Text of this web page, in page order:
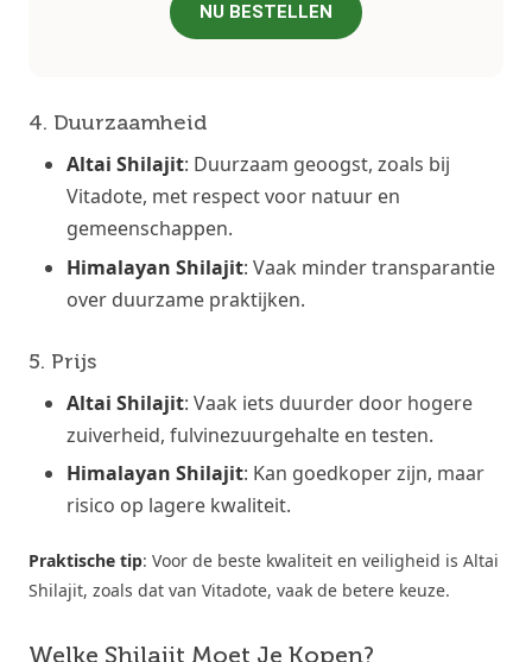
NU BESTELLEN
4. Duurzaamheid
Altai Shilajit: Duurzaam geoogst, zoals bij
Vitadote, met respect voor natuur en
gemeenschappen.
Himalayan Shilajit: Vaak minder transparantie
over duurzame praktijken.
5. Prijs
Altai Shilajit: Vaak iets duurder door hogere
zuiverheid, fulvinezuurgehalte en testen.
Himalayan Shilajit: Kan goedkoper zijn, maar
risico op lagere kwaliteit.
Praktische tip: Voor de beste kwaliteit en veiligheid is Altai
Shilajit, zoals dat van Vitadote, vaak de betere keuze.
Welke Shilajit Moet Je Kopen?